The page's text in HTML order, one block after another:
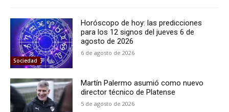
Sociedad
Horóscopo de hoy: las predicciones
para los 12 signos del jueves 6 de
agosto de 2026
6 de agosto de 2026
Martín Palermo asumió como nuevo
director técnico de Platense
5 de agosto de 2026